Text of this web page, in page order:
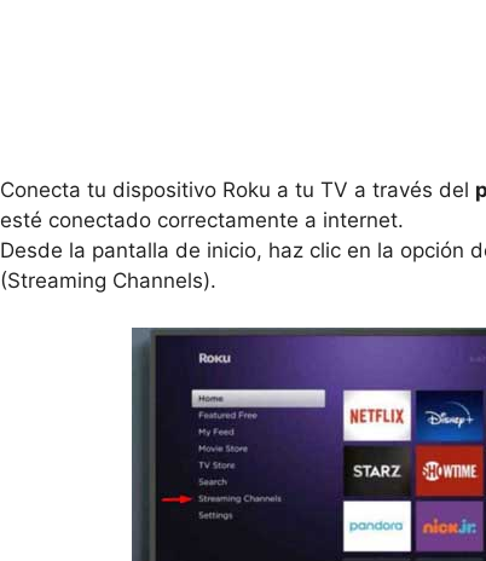
Conecta tu dispositivo Roku a tu TV a través del
esté conectado correctamente a internet.
Desde la pantalla de inicio, haz clic en la opción
(Streaming Channels).